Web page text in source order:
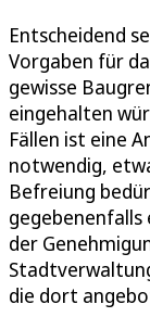
Entscheidend
Vorgaben für
gewisse
eingehalten
Fällen ist eine
notwendig,
Befreiung
gegebenenfalls
der
die dort